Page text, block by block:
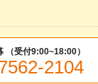
（受付9:00~18:00）
2104